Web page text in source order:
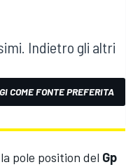
Indietro gli altri
COME FONTE PREFERITA
pole position del Gp